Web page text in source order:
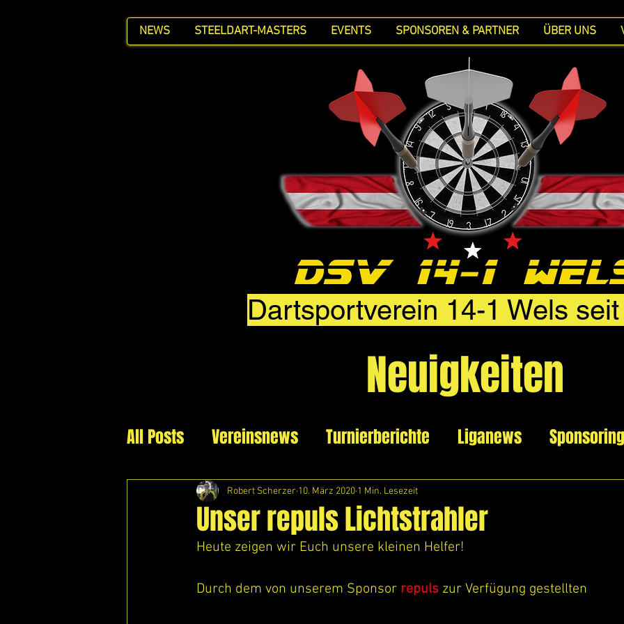
NEWS STEELDART-MASTERS EVENTS SPONSOREN & PARTNER ÜBER UNS
Dartsportverein 14-1 Wels
Neuigkeiten
All Posts Vereinsnews Turnierberichte Liganews Sponsoring
Unser repuls Lichtstrahler
Robert Scherzer 10. März 2020 1 Min. Lesezeit
Heute zeigen wir Euch unsere kleinen Helfer!
Durch dem von unserem Sponsor repuls zur Verfügung gestellten